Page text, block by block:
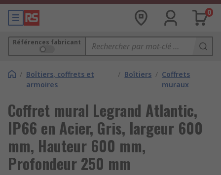
0
Références fabricant
/ Boîtiers, coffrets et
armoires
/ Boîtiers / Coffrets
muraux
Coffret mural Legrand Atlantic,
IP66 en Acier, Gris, largeur 600
mm, Hauteur 600 mm,
Profondeur 250 mm